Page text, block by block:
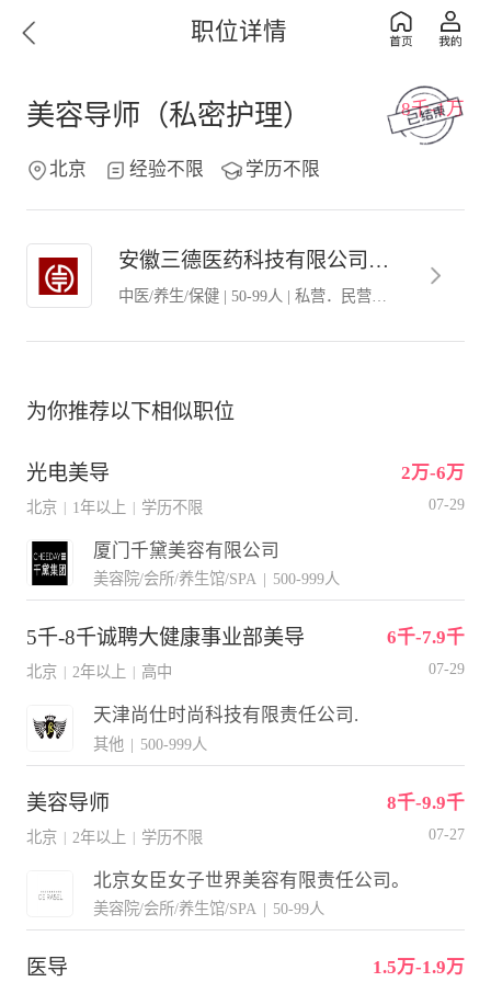
职位详情
美容导师（私密护理） 8千-1万
北京 经验不限 学历不限
安徽三德医药科技有限公司北京分公司。
中医/养生/保健 | 50-99人 | 私营．民营企业
为你推荐以下相似职位
光电美导 2万-6万
北京 | 1年以上 | 学历不限 07-29
厦门千黛美容有限公司
美容院/会所/养生馆/SPA | 500-999人
5千-8千诚聘大健康事业部美导 6千-7.9千
北京 2年以上 高中 07-29
天津尚仕时尚科技有限责任公司.
其他 | 500-999人
美容导师 8千-9.9千
北京 | 2年以上 | 学历不限 07-27
北京女臣女子世界美容有限责任公司。
美容院/会所/养生馆/SPA | 50-99人
医导 1.5万-1.9万